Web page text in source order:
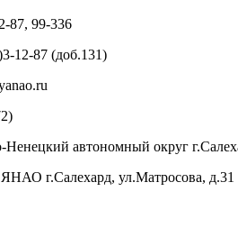
87, 99-336
12-87 (доб.131)
Ненецкий автономный округ
г.Салехард, ул.Матросова, д.31